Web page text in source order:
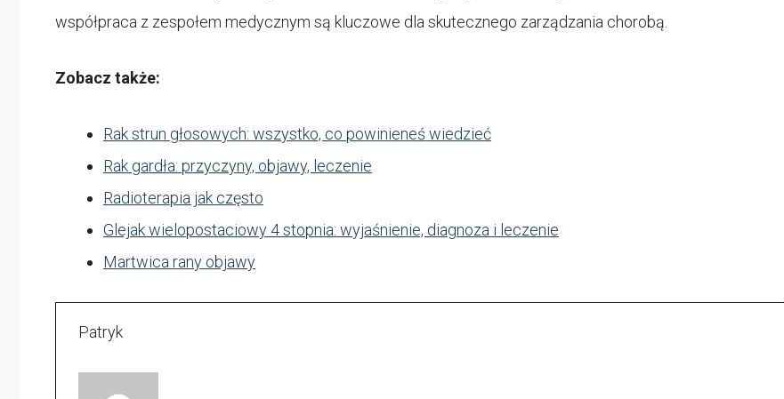
współpraca z zespołem medycznym są kluczowe dla skutecznego zarządzania chorobą.
Zobacz także:
Rak strun głosowych: wszystko, co powinieneś wiedzieć
Rak gardła: przyczyny, objawy, leczenie
Radioterapia jak często
Glejak wielopostaciowy 4 stopnia: wyjaśnienie, diagnoza i leczenie
Martwica rany objawy
Patryk